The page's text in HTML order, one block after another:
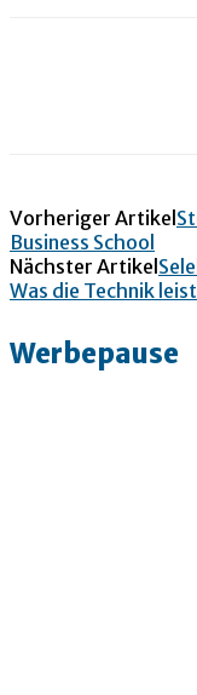
Vorheriger Artikel
Business School
Nächster Artikel
Was die Technik
Werbepause